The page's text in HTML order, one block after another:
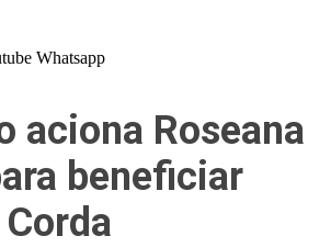
Whatsapp
aciona Roseana
beneficiar